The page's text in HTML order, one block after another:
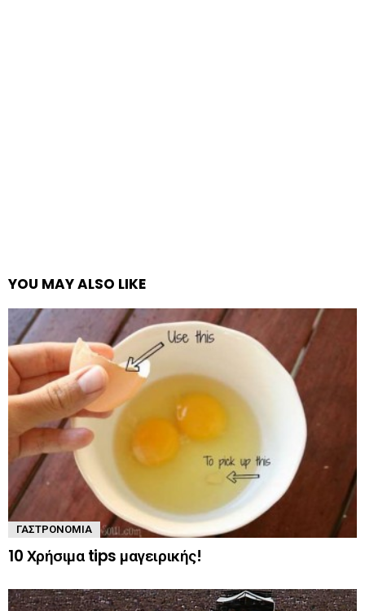
YOU MAY ALSO LIKE
ΓΑΣΤΡΟΝΟΜΊΑ
10 Χρήσιμα tips μαγειρικής!